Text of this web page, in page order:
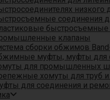
низкого
соединения
быстросъемные
клапаны
сборки обжимов
муфты, муфты для
для промышленных
хомуты для труб
для соединения и